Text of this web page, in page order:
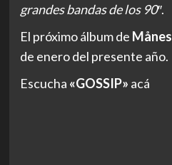
grandes bandas de los 90″.
El próximo álbum de
de enero del presente año.
Escucha «GOSSIP» acá